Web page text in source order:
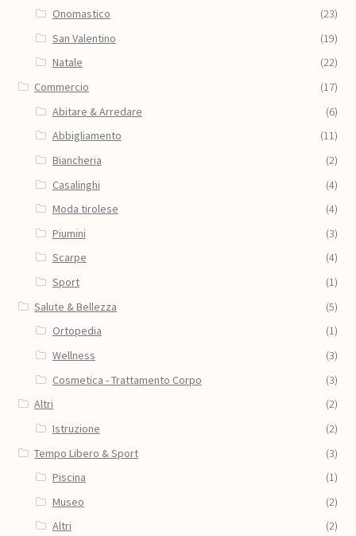
Onomastico
(23)
San Valentino
(19)
Natale
(22)
Commercio
(17)
Abitare & Arredare
(6)
Abbigliamento
(11)
Biancheria
(2)
Casalinghi
(4)
Moda tirolese
(4)
Piumini
(3)
Scarpe
(4)
Sport
(1)
Salute & Bellezza
(5)
Ortopedia
(1)
Wellness
(3)
Cosmetica - Trattamento Corpo
(3)
Altri
(2)
Istruzione
(2)
Tempo Libero & Sport
(3)
Piscina
(1)
Museo
(2)
Altri
(2)